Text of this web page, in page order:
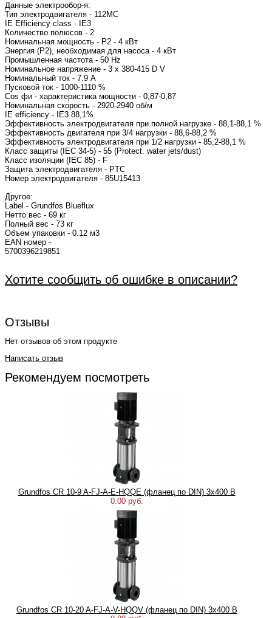
Данные электрообор-я:
Тип электродвигателя -
IE Efficiency class - IE3
Количество полюсов - 2
Номинальная мощность - P2 - 4 кВт
Энергия (Р2), необходимая для насоса - 4 кВт
Промышленная частота - 50 Hz
Номинальное напряжение - 3 x 380-415 D V
Номинальный ток - 7.9 A
Пусковой ток - 1000-1110 %
Cos фи - характеристика мощности -
Номинальная скорость - 2920-2940 об/м
IE efficiency - IE3
Эффективность электродвигателя при полной нагрузке - 88,1-88,1 %
Эффективность двигателя при 3/4 нагрузки - 88,6-88,2 %
Эффективность электродвигателя при 1/2 нагрузки - 85,2-88,1 %
Класс защиты (IEC 34-5) - 55 (Protect. water jets/dust)
Класс изоляции (IEC 85) - F
Защита электродвигателя - PTC
Номер электродвигателя -
Другое:
Label - Grundfos Blueflux
Нетто вес - 69 кг
Полный вес - 73 кг
Объем упаковки - 0.12 м3
EAN номер -
Хотите сообщить об ошибке в описании?
Отзывы
Нет отзывов об этом продукте
Написать отзыв
Рекомендуем посмотреть
Grundfos CR 10-9 A-FJ-A-E-HQQE (фланец по DIN) 3х400 В
0.00 руб.
Grundfos CR 10-20 A-FJ-A-V-HQQV (фланец по DIN) 3х400 В